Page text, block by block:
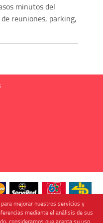
minutos del
reuniones, parking,
mejorar nuestros servicios y
mediante el análisis de sus